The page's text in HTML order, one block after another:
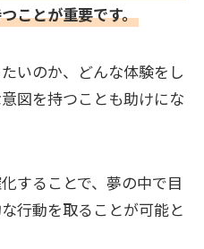
ことが重要です。
いのか、どんな体験をし
図を持つことも助けにな
することで、夢の中で目
行動を取ることが可能と